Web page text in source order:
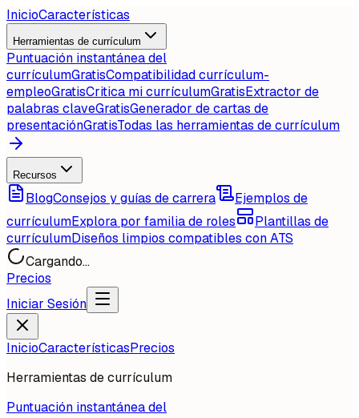
InicioCaracterísticas
Herramientas de currículum
Puntuación instantánea del
currículumGratisCompatibilidad currículum-
empleoGratisCritica mi currículumGratisExtractor de
palabras claveGratisGenerador de cartas de
presentaciónGratisTodas las herramientas de currículum
Recursos
BlogConsejos y guías de carrera
Ejemplos de
currículumExplora por familia de roles
Plantillas de
currículumDiseños limpios compatibles con ATS
Cargando...
Precios
Iniciar Sesión
InicioCaracterísticasPrecios
Herramientas de currículum
Puntuación instantánea del